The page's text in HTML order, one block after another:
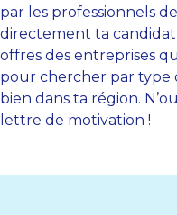
par les professionnels
directement ta
offres des entreprises
pour chercher par type
bien dans ta région.
lettre de motivation !